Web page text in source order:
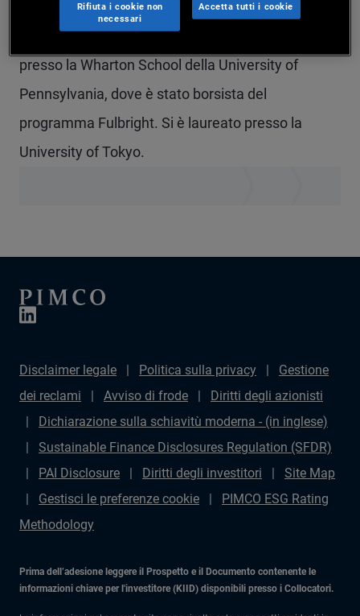
Company. Ha maturato 26 anni di esperienza nel
settore degli investimenti e ha conseguito un MBA
presso la Wharton School della University of
Pennsylvania, dove è stato borsista del
programma Fulbright. Si è laureato presso la
University of Tokyo.
Disclaimer legale Politica sulla privacy
Gestione
dei reclami
Avviso di frode
Diritti degli azionisti
Dichiarazione sulla schiavitù moderna - (in inglese)
Sustainable Finance Disclosures Regulation (SFDR)
PAI Disclosure
Diritti degli investitori
Site Map
Gestisci le preferenze cookie
PIMCO ESG Rating
Methodology
Prima dell’adesione leggere il Prospetto e il Documento contenente le
informazioni chiave per l'investitore (KIID) disponibili presso i Collocatori.
Rifiuta i cookie non
necessari
Accetta tutti i cookie